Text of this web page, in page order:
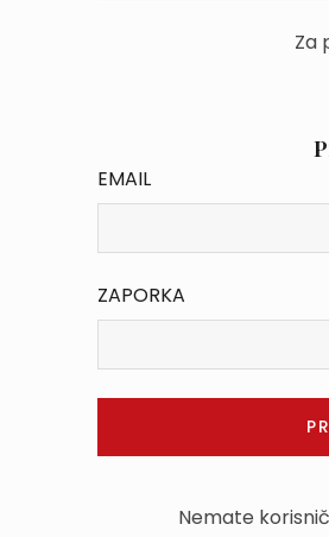
Za
EMAIL
ZAPORKA
Nemate